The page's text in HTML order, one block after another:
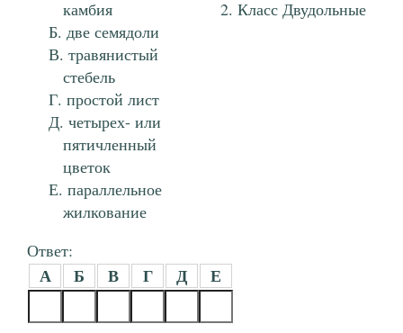
камбия
две семядоли
травянистый
стебель
простой лист
четырех- или
пятичленный
цветок
параллельное
жилкование
Класс Двудольные
Ответ:
А Б В Г Д Е